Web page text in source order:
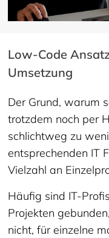
Low-Code
Umsetzung
Der Grund, warum
trotzdem noch per
schlichtweg zu
entsprechenden IT
Vielzahl an
Häufig sind IT-
Projekten
nicht, für einzelne